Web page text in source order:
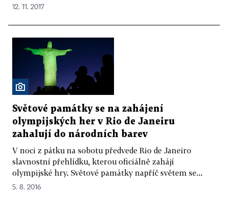
12. 11. 2017
Světové památky se na zahájení
olympijských her v Rio de Janeiru
zahalují do národních barev
V noci z pátku na sobotu předvede Rio de Janeiro
slavnostní přehlídku, kterou oficiálně zahájí
olympijské hry. Světové památky napříč světem se...
5. 8. 2016